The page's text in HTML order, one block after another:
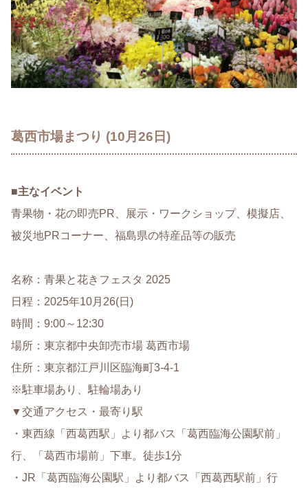
葛西市場まつり (10月26日)
■主なイベント
青果物・花の即売PR、展示・ワークショップ、模擬店、
被災地PRコーナー、福島県の特産品等の販売
名称：青果と花きフェスタ 2025
日程：2025年10月26(日)
時間：9:00～12:30
場所：東京都中央卸売市場 葛西市場
住所：東京都江戸川区臨海町3-4-1
※駐車場あり、駐輪場あり
▼交通アクセス・最寄り駅
・東西線「西葛西駅」より都バス「葛西臨海公園駅前」
行、「葛西市場前」下車。徒歩1分
・JR「葛西臨海公園駅」より都バス「西葛西駅前」行